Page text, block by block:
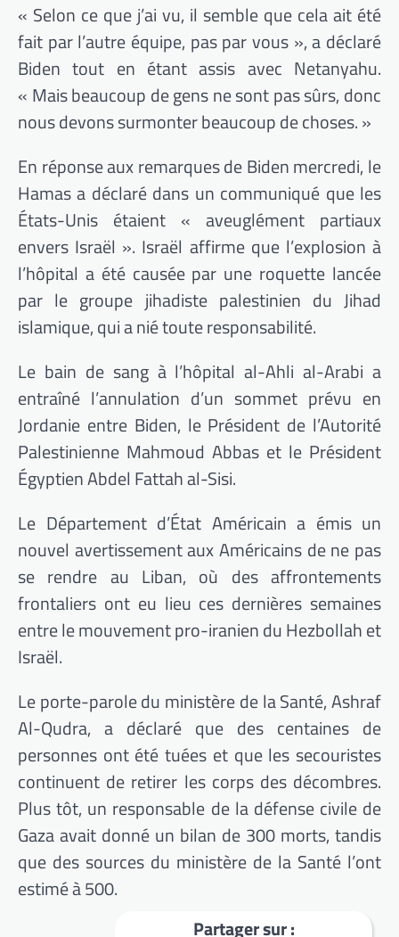
« Selon ce que j’ai vu, il semble que cela ait été
fait par l’autre équipe, pas par vous », a déclaré
Biden tout en étant assis avec Netanyahu.
« Mais beaucoup de gens ne sont pas sûrs, donc
nous devons surmonter beaucoup de choses. »
En réponse aux remarques de Biden mercredi, le
Hamas a déclaré dans un communiqué que les
États-Unis étaient « aveuglément partiaux
envers Israël ». Israël affirme que l’explosion à
l’hôpital a été causée par une roquette lancée
par le groupe jihadiste palestinien du Jihad
islamique, qui a nié toute responsabilité.
Le bain de sang à l’hôpital al-Ahli al-Arabi a
entraîné l’annulation d’un sommet prévu en
Jordanie entre Biden, le Président de l’Autorité
Palestinienne Mahmoud Abbas et le Président
Égyptien Abdel Fattah al-Sisi.
Le Département d’État Américain a émis un
nouvel avertissement aux Américains de ne pas
se rendre au Liban, où des affrontements
frontaliers ont eu lieu ces dernières semaines
entre le mouvement pro-iranien du Hezbollah et
Israël.
Le porte-parole du ministère de la Santé, Ashraf
Al-Qudra, a déclaré que des centaines de
personnes ont été tuées et que les secouristes
continuent de retirer les corps des décombres.
Plus tôt, un responsable de la défense civile de
Gaza avait donné un bilan de 300 morts, tandis
que des sources du ministère de la Santé l’ont
estimé à 500.
Partager sur :